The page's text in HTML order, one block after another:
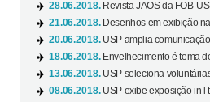
28.06.2018. Revista JAOS da FOB-
21.06.2018. Desenhos em exibição
20.06.2018. USP amplia
18.06.2018. Envelhecimento é tema
13.06.2018. USP seleciona
08.06.2018. USP exibe exposição in l